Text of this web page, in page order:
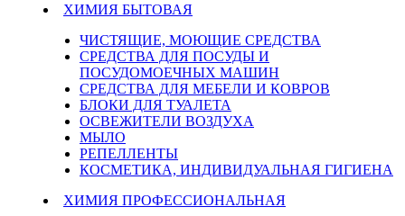
ХИМИЯ БЫТОВАЯ
ЧИСТЯЩИЕ, МОЮЩИЕ СРЕДСТВА
СРЕДСТВА ДЛЯ ПОСУДЫ И
ПОСУДОМОЕЧНЫХ МАШИН
СРЕДСТВА ДЛЯ МЕБЕЛИ И КОВРОВ
БЛОКИ ДЛЯ ТУАЛЕТА
ОСВЕЖИТЕЛИ ВОЗДУХА
МЫЛО
РЕПЕЛЛЕНТЫ
КОСМЕТИКА, ИНДИВИДУАЛЬНАЯ ГИГИЕНА
ХИМИЯ ПРОФЕССИОНАЛЬНАЯ